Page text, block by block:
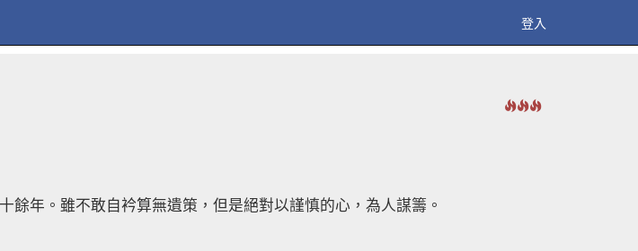
登入
餘年。雖不敢自衿算無遺策，但是絕對以謹慎的心，為人謀籌。